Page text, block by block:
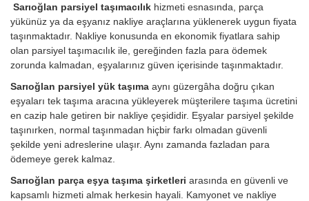
Sarıoğlan parsiyel taşımacılık hizmeti esnasında, parça
yükünüz ya da eşyanız nakliye araçlarına yüklenerek uygun fiyata
taşınmaktadır. Nakliye konusunda en ekonomik fiyatlara sahip
olan parsiyel taşımacılık ile, gereğinden fazla para ödemek
zorunda kalmadan, eşyalarınız güven içerisinde taşınmaktadır.
Sarıoğlan parsiyel yük taşıma aynı güzergâha doğru çıkan
eşyaları tek taşıma aracına yükleyerek müşterilere taşıma ücretini
en cazip hale getiren bir nakliye çeşididir. Eşyalar parsiyel şekilde
taşınırken, normal taşınmadan hiçbir farkı olmadan güvenli
şekilde yeni adreslerine ulaşır. Aynı zamanda fazladan para
ödemeye gerek kalmaz.
Sarıoğlan parça eşya taşıma şirketleri arasında en güvenli ve
kapsamlı hizmeti almak herkesin hayali. Kamyonet ve nakliye